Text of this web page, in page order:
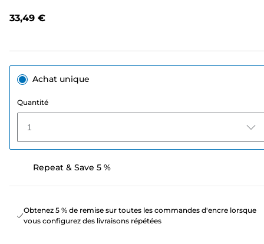
33,49 €
Achat unique
Quantité
1
Repeat & Save 5 %
Obtenez 5 % de remise sur toutes les commandes d'encre lorsque
vous configurez des livraisons répétées